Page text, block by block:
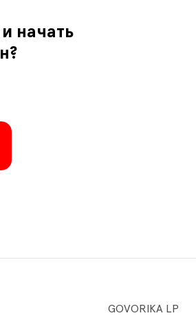
начать
GOVORIKA LP